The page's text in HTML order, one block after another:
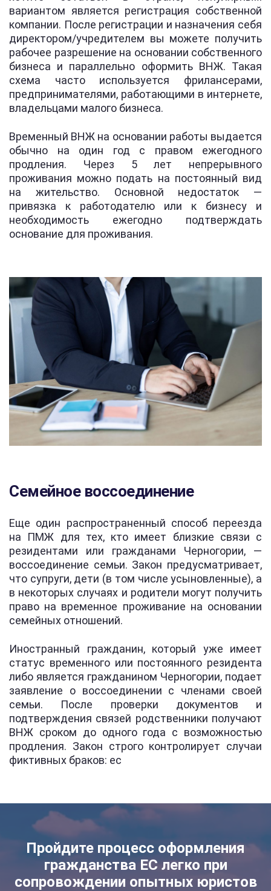
вариантом является регистрация собственной
компании. После регистрации и назначения себя
директором/учредителем вы можете получить
рабочее разрешение на основании собственного
бизнеса и параллельно оформить ВНЖ. Такая
схема часто используется фрилансерами,
предпринимателями, работающими в интернете,
владельцами малого бизнеса.
Временный ВНЖ на основании работы выдается
обычно на один год с правом ежегодного
продления. Через 5 лет непрерывного
проживания можно подать на постоянный вид
на жительство. Основной недостаток —
привязка к работодателю или к бизнесу и
необходимость ежегодно подтверждать
основание для проживания.
Семейное воссоединение
Еще один распространенный способ переезда
на ПМЖ для тех, кто имеет близкие связи с
резидентами или гражданами Черногории, —
воссоединение семьи. Закон предусматривает,
что супруги, дети (в том числе усыновленные), а
в некоторых случаях и родители могут получить
право на временное проживание на основании
семейных отношений.
Иностранный гражданин, который уже имеет
статус временного или постоянного резидента
либо является гражданином Черногории, подает
заявление о воссоединении с членами своей
семьи. После проверки документов и
подтверждения связей родственники получают
ВНЖ сроком до одного года с возможностью
продления. Закон строго контролирует случаи
фиктивных браков: ес
Пройдите процесс оформления
гражданства ЕС легко при
сопровождении опытных юристов